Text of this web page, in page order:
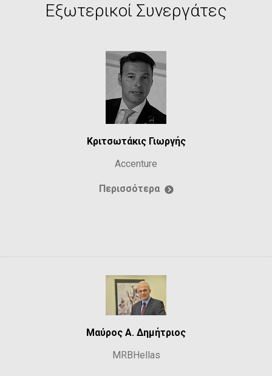
Εξωτερικοί Συνεργάτες
Κριτσωτάκις Γιωργής
Accenture
Περισσότερα
Μαύρος Α. Δημήτριος
MRBHellas